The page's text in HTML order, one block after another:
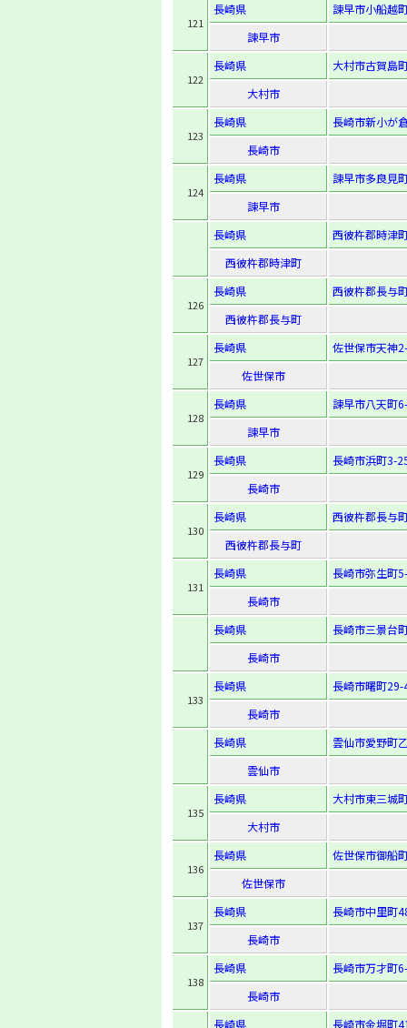
121
長崎県
諫早市小船越
諫早市
122
長崎県
大村市古賀島
大村市
123
長崎県
長崎市新小が
長崎市
124
長崎県
諫早市多良見
諫早市
長崎県
西彼杵郡時津
西彼杵郡時津町
126
長崎県
西彼杵郡長与
西彼杵郡長与町
127
長崎県
佐世保市天神
佐世保市
128
長崎県
諫早市八天町
諫早市
129
長崎県
長崎市浜町3-
長崎市
130
長崎県
西彼杵郡長与
西彼杵郡長与町
131
長崎県
長崎市弥生町
長崎市
長崎県
長崎市三景台
長崎市
133
長崎県
長崎市曙町29-
長崎市
長崎県
雲仙市愛野町
雲仙市
135
長崎県
大村市東三城
大村市
136
長崎県
佐世保市御船
佐世保市
137
長崎県
長崎市中里町
長崎市
138
長崎県
長崎市万才町
長崎市
長崎県
長崎市金堀町